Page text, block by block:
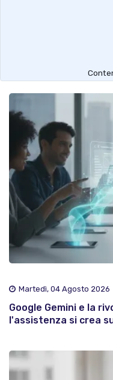
Martedì, 04 Agosto 2026
Google Gemini e la
l'assistenza si crea